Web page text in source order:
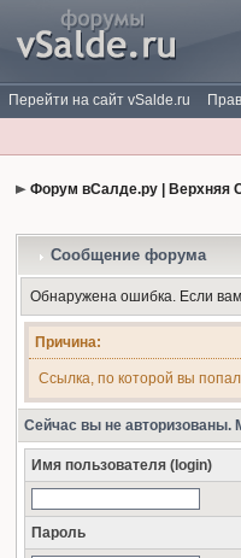
Перейти на сайт vSalde.ru
Форум вСалде.ру | Верхняя
Сообщение форума
Обнаружена ошибка. Если
Причина:
Ссылка, по которой вы
Сейчас вы не авторизованы.
Имя пользователя (login)
Пароль